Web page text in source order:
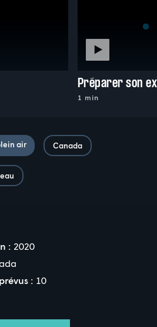
1 min
air Canada
: 2020
: 10